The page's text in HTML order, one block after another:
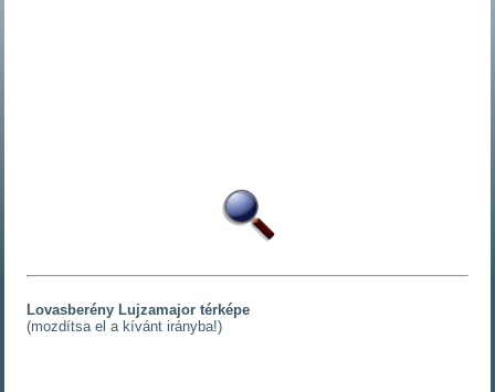
Lovasberény Lujzamajor térképe
(mozdítsa el a kívánt irányba!)